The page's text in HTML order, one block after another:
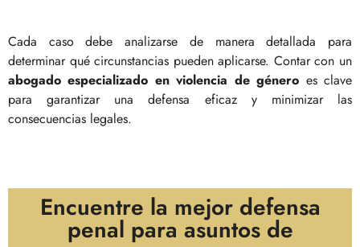
Cada caso debe analizarse de manera detallada para
determinar qué circunstancias pueden aplicarse. Contar con un
abogado especializado en violencia de género es clave
para garantizar una defensa eficaz y minimizar las
consecuencias legales.
Encuentre la mejor defensa
penal para asuntos de